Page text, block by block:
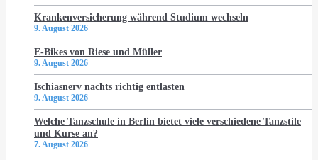
Krankenversicherung während Studium wechseln
9. August 2026
E-Bikes von Riese und Müller
9. August 2026
Ischiasnerv nachts richtig entlasten
9. August 2026
Welche Tanzschule in Berlin bietet viele verschiedene Tanzstile
und Kurse an?
7. August 2026